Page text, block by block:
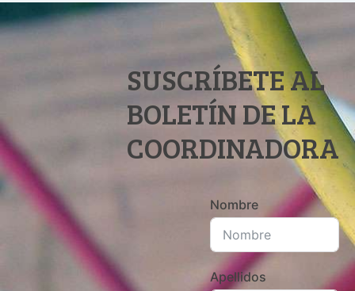
SUSCRÍBETE AL
BOLETÍN DE LA
COORDINADORA
Nombre
Apellidos